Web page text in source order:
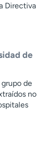
Directiva
de
de
no